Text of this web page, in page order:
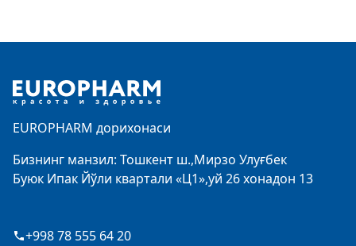
EUROPHARM дорихонаси
Бизнинг манзил: Тошкент ш.,Мирзо Улуғбек
Буюк Ипак Йўли квартали «Ц1»,уй 26 хонадон 13
+998 78 555 64 20